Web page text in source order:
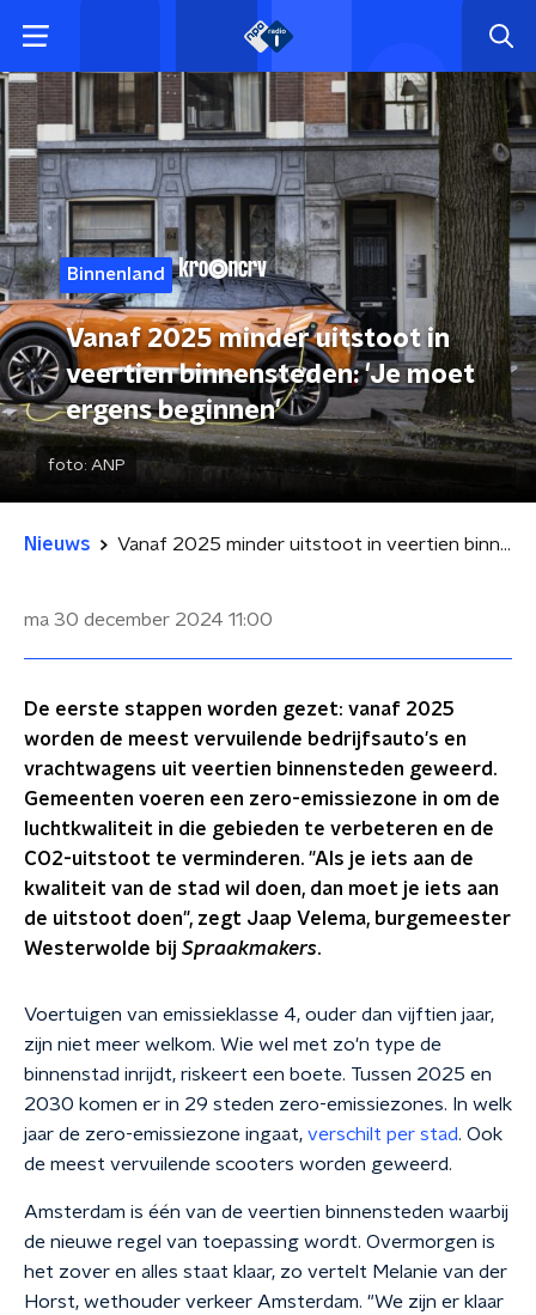
Binnenland
Vanaf 2025 minder uitstoot in
veertien binnensteden: 'Je moet
ergens beginnen'
foto: ANP
Nieuws Vanaf 2025 minder uitstoot in veertien binnensteden: 'Je moet ergens beginnen'
ma 30 december 2024 11:00
De eerste stappen worden gezet: vanaf 2025
worden de meest vervuilende bedrijfsauto's en
vrachtwagens uit veertien binnensteden geweerd.
Gemeenten voeren een zero-emissiezone in om de
luchtkwaliteit in die gebieden te verbeteren en de
CO2-uitstoot te verminderen. "Als je iets aan de
kwaliteit van de stad wil doen, dan moet je iets aan
de uitstoot doen", zegt Jaap Velema, burgemeester
Westerwolde bij Spraakmakers.
Voertuigen van emissieklasse 4, ouder dan vijftien jaar,
zijn niet meer welkom. Wie wel met zo'n type de
binnenstad inrijdt, riskeert een boete. Tussen 2025 en
2030 komen er in 29 steden zero-emissiezones. In welk
jaar de zero-emissiezone ingaat, verschilt per stad. Ook
de meest vervuilende scooters worden geweerd.
Amsterdam is één van de veertien binnensteden waarbij
de nieuwe regel van toepassing wordt. Overmorgen is
het zover en alles staat klaar, zo vertelt Melanie van der
Horst, wethouder verkeer Amsterdam. "We zijn er klaar